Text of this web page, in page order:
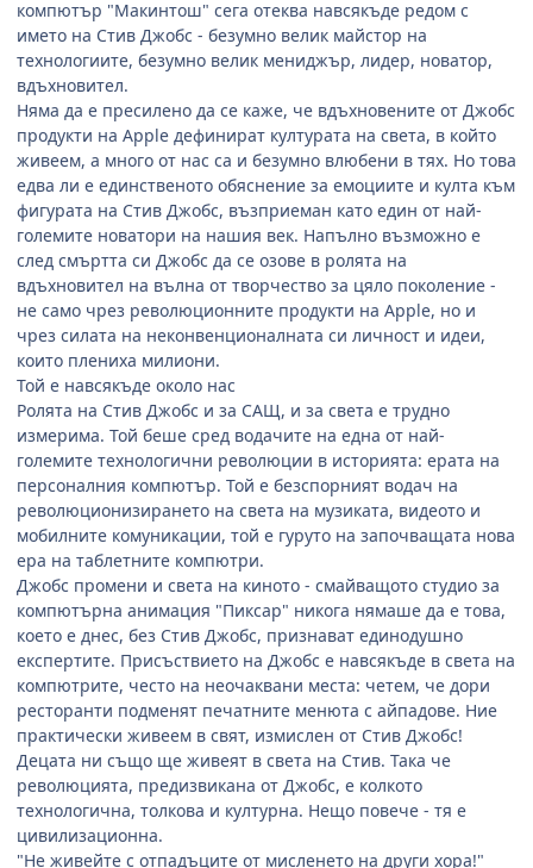
компютър "Макинтош" сега отеква навсякъде редом с
името на Стив Джобс - безумно велик майстор на
технологиите, безумно велик мениджър, лидер, новатор,
вдъхновител.
Няма да е пресилено да се каже, че вдъхновените от Джобс
продукти на Apple дефинират културата на света, в който
живеем, а много от нас са и безумно влюбени в тях. Но това
едва ли е единственото обяснение за емоциите и култа към
фигурата на Стив Джобс, възприеман като един от най-
големите новатори на нашия век. Напълно възможно е
след смъртта си Джобс да се озове в ролята на
вдъхновител на вълна от творчество за цяло поколение -
не само чрез революционните продукти на Apple, но и
чрез силата на неконвенционалната си личност и идеи,
които плениха милиони.
Той е навсякъде около нас
Ролята на Стив Джобс и за САЩ, и за света е трудно
измерима. Той беше сред водачите на една от най-
големите технологични революции в историята: ерата на
персоналния компютър. Той е безспорният водач на
революционизирането на света на музиката, видеото и
мобилните комуникации, той е гуруто на започващата нова
ера на таблетните компютри.
Джобс промени и света на киното - смайващото студио за
компютърна анимация "Пиксар" никога нямаше да е това,
което е днес, без Стив Джобс, признават единодушно
експертите. Присъствието на Джобс е навсякъде в света на
компютрите, често на неочаквани места: четем, че дори
ресторанти подменят печатните менюта с айпадове. Ние
практически живеем в свят, измислен от Стив Джобс!
Децата ни също ще живеят в света на Стив. Така че
революцията, предизвикана от Джобс, е колкото
технологична, толкова и културна. Нещо повече - тя е
цивилизационна.
"Не живейте с отпадъците от мисленето на други хора!"